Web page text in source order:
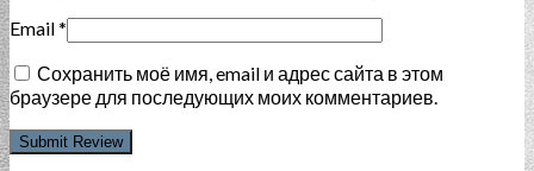
Email*
Сохранить моё имя, email и адрес сайта в этом
браузере для последующих моих комментариев.